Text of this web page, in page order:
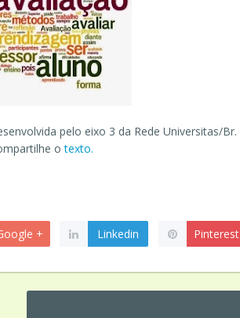
pelo eixo 3 da Rede Universitas/Br.
otexto.
+ Linkedin Pinterest